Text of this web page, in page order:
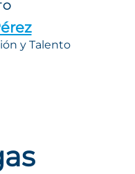
y Talento